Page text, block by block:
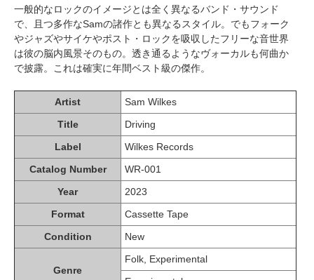
一般的なロックのイメージとは全く異なるバンド・サウンド
で、且つ多作なSamの諸作とも異なるスタイル。でもフォーク
やジャズやサイケやポスト・ロックを吸収したフリーな音世界
は彼の脳内風景そのもの。透き通るようなヴォーカルも何曲か
で披露。これは確実に年間ベスト級の傑作。
Artist
Sam Wilkes
Title
Driving
Label
Wilkes Records
Catalog Number
WR-001
Year
2023
Format
Cassette Tape
Condition
New
Genre
Folk, Experimental